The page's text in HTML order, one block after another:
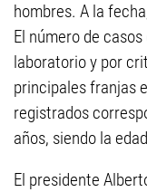
hombres. A la
El número de
laboratorio y por
principales franjas
registrados
años, siendo la
El presidente